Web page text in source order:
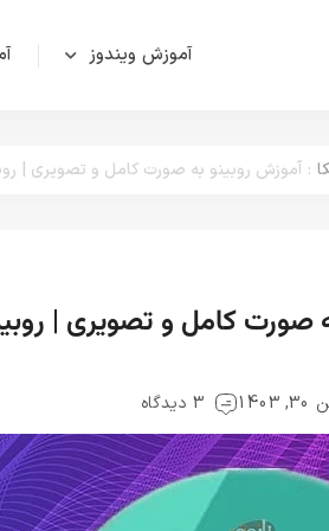
آموزش ویندوز
: آموزش روبینو به صورت کامل و تصویری |
صورت کامل و تصویری |
3 دیدگاه